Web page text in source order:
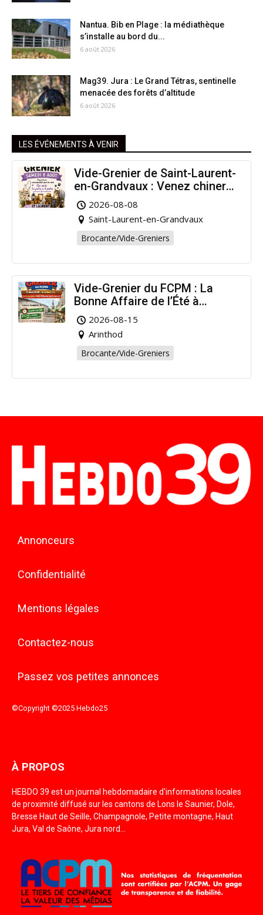
Nantua. Bib en Plage : la médiathèque
s’installe au bord du...
6 août 2026
Mag39. Jura : Le Grand Tétras, sentinelle
menacée des forêts d’altitude
6 août 2026
LES ÉVÉNEMENTS À VENIR
Vide-Grenier de Saint-Laurent-
en-Grandvaux : Venez chiner
pour la bonne cause !
2026-08-08
Saint-Laurent-en-Grandvaux
Brocante/Vide-Greniers
Vide-Grenier du FCPM : La
Bonne Affaire de l’Été à
Arinthod !
2026-08-15
Arinthod
Brocante/Vide-Greniers